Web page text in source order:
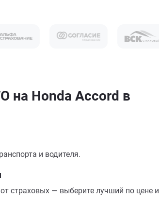
на Honda Accord в
и водителя.
страховых — выберите лучший по цене и